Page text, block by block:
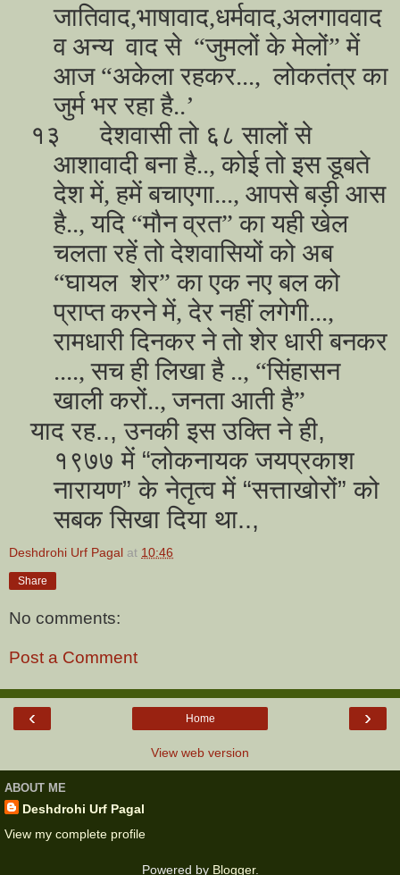
जातिवाद,भाषावाद,धर्मवाद,अलगाववाद
व अन्य वाद से “जुमलों के मेलों” में
आज “अकेला रहकर..., लोकतंत्र का
जुर्म भर रहा है..’
१३
देशवासी तो ६८ सालों से
आशावादी बना है.., कोई तो इस डूबते
देश में, हमें बचाएगा..., आपसे बड़ी आस
है.., यदि “मौन व्रत” का यही खेल
चलता रहें तो देशवासियों को अब
“घायल शेर” का एक नए बल को
प्राप्त करने में, देर नहीं लगेगी...,
रामधारी दिनकर ने तो शेर धारी बनकर
...., सच ही लिखा है .., “सिंहासन
खाली करों.., जनता आती है”
याद रह.., उनकी इस उक्ति ने ही,
१९७७ में “लोकनायक जयप्रकाश
नारायण” के नेतृत्व में “सत्ताखोरों” को
सबक सिखा दिया था..,
Deshdrohi Urf Pagal at 10:46
Share
No comments:
Post a Comment
‹ ›
Home
View web version
ABOUT ME
Deshdrohi Urf Pagal
View my complete profile
Powered by Blogger.